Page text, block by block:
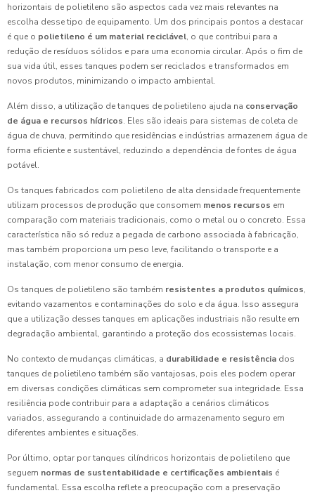
horizontais de polietileno são aspectos cada vez mais relevantes na
escolha desse tipo de equipamento. Um dos principais pontos a destacar
é que o polietileno é um material reciclável, o que contribui para a
redução de resíduos sólidos e para uma economia circular. Após o fim de
sua vida útil, esses tanques podem ser reciclados e transformados em
novos produtos, minimizando o impacto ambiental.
Além disso, a utilização de tanques de polietileno ajuda na conservação
de água e recursos hídricos. Eles são ideais para sistemas de coleta de
água de chuva, permitindo que residências e indústrias armazenem água de
forma eficiente e sustentável, reduzindo a dependência de fontes de água
potável.
Os tanques fabricados com polietileno de alta densidade frequentemente
utilizam processos de produção que consomem menos recursos em
comparação com materiais tradicionais, como o metal ou o concreto. Essa
característica não só reduz a pegada de carbono associada à fabricação,
mas também proporciona um peso leve, facilitando o transporte e a
instalação, com menor consumo de energia.
Os tanques de polietileno são também resistentes a produtos químicos,
evitando vazamentos e contaminações do solo e da água. Isso assegura
que a utilização desses tanques em aplicações industriais não resulte em
degradação ambiental, garantindo a proteção dos ecossistemas locais.
No contexto de mudanças climáticas, a durabilidade e resistência dos
tanques de polietileno também são vantajosas, pois eles podem operar
em diversas condições climáticas sem comprometer sua integridade. Essa
resiliência pode contribuir para a adaptação a cenários climáticos
variados, assegurando a continuidade do armazenamento seguro em
diferentes ambientes e situações.
Por último, optar por tanques cilíndricos horizontais de polietileno que
seguem normas de sustentabilidade e certificações ambientais é
fundamental. Essa escolha reflete a preocupação com a preservação